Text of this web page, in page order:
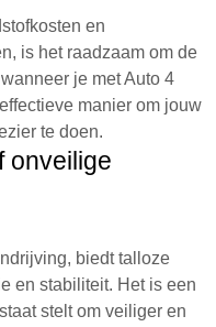
en
is het raadzaam om de
je met Auto 4
manier om jouw
te doen.
onveilige
biedt talloze
en stabiliteit. Het is een
stelt om veiliger en